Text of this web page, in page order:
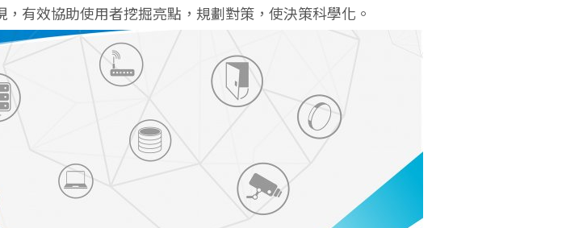
有效協助使用者挖掘亮點，規劃對策，使決策科學化。